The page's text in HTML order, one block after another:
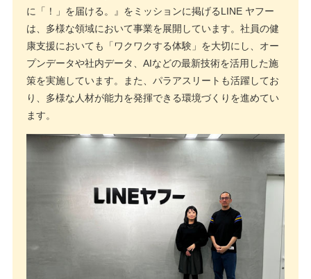
に「！」を届ける。』をミッションに掲げるLINE ヤフー
は、多様な領域において事業を展開しています。社員の健
康支援においても「ワクワクする体験」を大切にし、オー
プンデータや社内データ、AIなどの最新技術を活用した施
策を実施しています。また、パラアスリートも活躍してお
り、多様な人材が能力を発揮できる環境づくりを進めてい
ます。